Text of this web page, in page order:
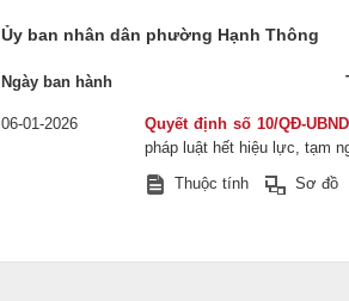
Ủy ban nhân dân phường Hạnh Thông
Ngày ban hành
06-01-2026 Quyết định số 10/QĐ-UBND
pháp luật hết hiệu lực, tạm
Thuộc tính
Sơ đồ